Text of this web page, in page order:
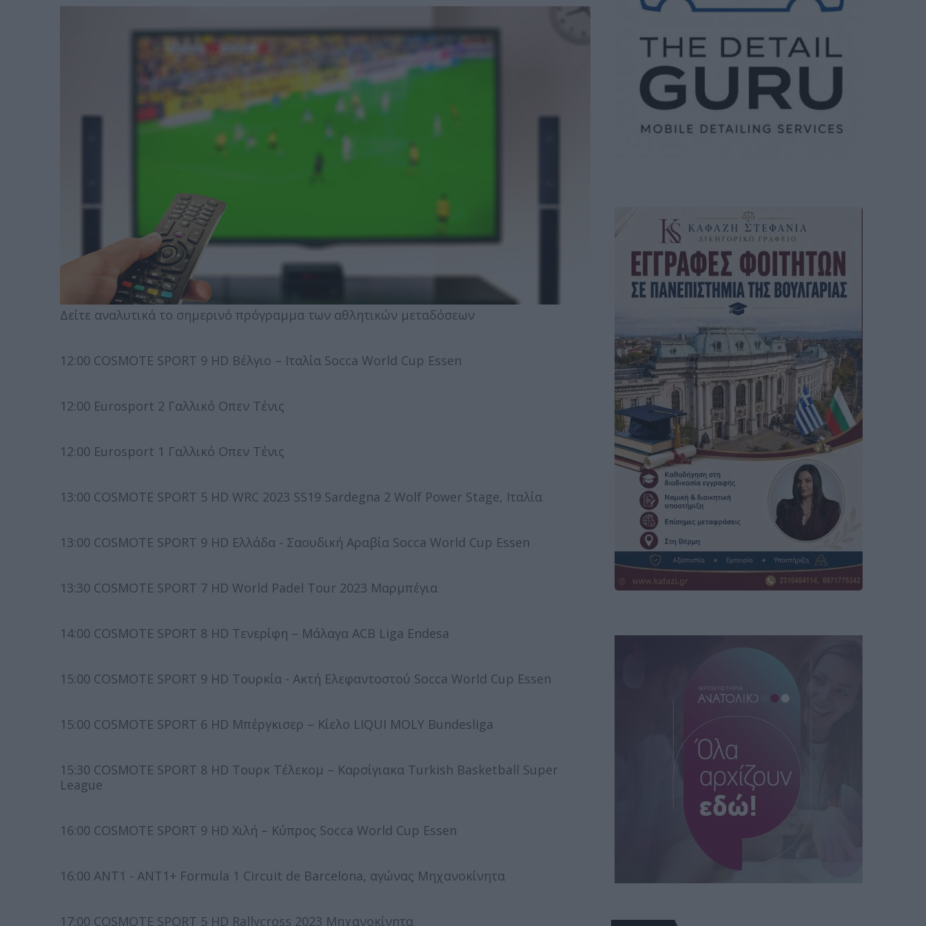
Δείτε αναλυτικά το σημερινό πρόγραμμα των αθλητικών μεταδόσεων
12:00 COSMOTE SPORT 9 HD Βέλγιο – Ιταλία Socca World Cup Essen
12:00 Eurosport 2 Γαλλικό Οπεν Τένις
12:00 Eurosport 1 Γαλλικό Οπεν Τένις
13:00 COSMOTE SPORT 5 HD WRC 2023 SS19 Sardegna 2 Wolf Power Stage, Ιταλία
13:00 COSMOTE SPORT 9 HD Ελλάδα - Σαουδική Αραβία Socca World Cup Essen
13:30 COSMOTE SPORT 7 HD World Padel Tour 2023 Μαρμπέγια
14:00 COSMOTE SPORT 8 HD Τενερίφη – Μάλαγα ACB Liga Endesa
15:00 COSMOTE SPORT 9 HD Τουρκία - Ακτή Ελεφαντοστού Socca World Cup Essen
15:00 COSMOTE SPORT 6 HD Μπέργκισερ – Κίελο LIQUI MOLY Bundesliga
15:30 COSMOTE SPORT 8 HD Τουρκ Τέλεκομ – Καρσίγιακα Turkish Basketball Super
League
16:00 COSMOTE SPORT 9 HD Χιλή – Κύπρος Socca World Cup Essen
16:00 ΑΝΤ1 - ΑΝΤ1+ Formula 1 Circuit de Barcelona, αγώνας Μηχανοκίνητα
17:00 COSMOTE SPORT 5 HD Rallycross 2023 Μηχανοκίνητα